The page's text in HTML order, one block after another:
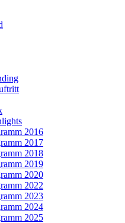
2016
2017
2018
2019
2020
2022
2023
2024
2025